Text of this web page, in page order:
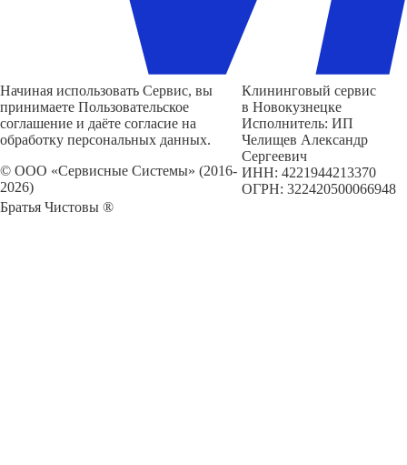
Начиная использовать Сервис, вы
принимаете Пользовательское
соглашение и даёте согласие на
обработку персональных данных.
© ООО «Сервисные Системы» (2016-
2026)
Братья Чистовы ®
Клининговый сервис
в Новокузнецке
Исполнитель: ИП
Челищев Александр
Сергеевич
ИНН: 4221944213370
ОГРН: 322420500066948